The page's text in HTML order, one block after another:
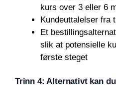
kurs over 3 eller 6
Kundeuttalelser fra
Et
slik at potensielle
første steget
Trinn 4: Alternativt kan